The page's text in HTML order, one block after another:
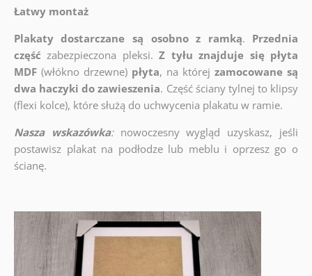
Łatwy montaż
Plakaty dostarczane są osobno z ramką. Przednia
część zabezpieczona pleksi. Z tyłu znajduje się płyta
MDF (włókno drzewne) płyta, na której zamocowane są
dwa haczyki do zawieszenia. Część ściany tylnej to klipsy
(flexi kolce), które służą do uchwycenia plakatu w ramie.
Nasza wskazówka:nowoczesny wygląd uzyskasz, jeśli
postawisz plakat na podłodze lub meblu i oprzesz go o
ścianę.